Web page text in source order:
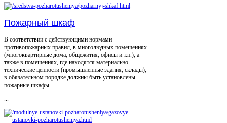
Пожарный шкаф
В соответствии с действующими нормами
противопожарных правил, в многолюдных помещениях
(многоквартирные дома, общежития, офисы и т.п.), а
также в помещениях, где находятся материально-
технические ценности (промышленные здания, склады),
в обязательном порядке должны быть установлены
пожарные шкафы.
...